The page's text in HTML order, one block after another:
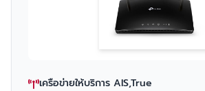
เครือข่ายให้บริการ AIS,True